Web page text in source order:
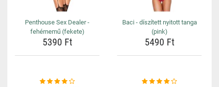
Penthouse Sex Dealer -
fehérnemű (fekete)
5390 Ft
Baci - díszített nyitott tanga
(pink)
5490 Ft